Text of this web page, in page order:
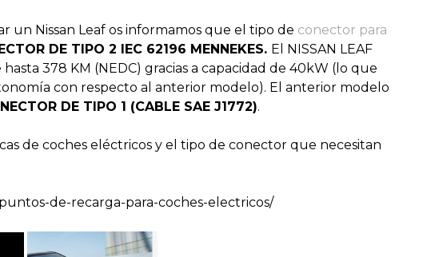
un Nissan Leaf os informamos que el tipo de conector para
DE TIPO 2 IEC 62196 MENNEKES. El NISSAN LEAF
378 KM (NEDC) gracias a capacidad de 40kW (lo que
con respecto al anterior modelo). El anterior modelo
DE TIPO 1 (CABLE SAE J1772).
de coches eléctricos y el tipo de conector que necesitan
de-recarga-para-coches-electricos/